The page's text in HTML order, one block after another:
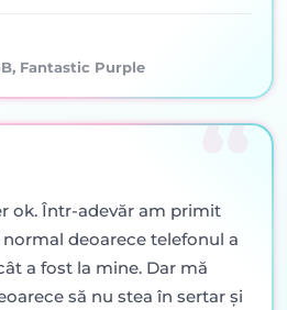
Fantastic Purple
ok. Într-adevăr am primit
deoarece telefonul a
a fost la mine. Dar mă
să nu stea în sertar şi